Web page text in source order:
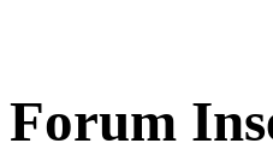
Forum